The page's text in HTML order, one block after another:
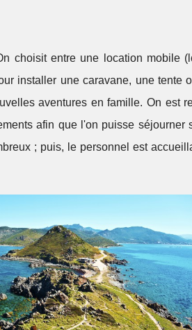
choisit entre une location mobile
installer une caravane, une tente
aventures en famille. On est
afin que l'on puisse séjourner
; puis, le personnel est